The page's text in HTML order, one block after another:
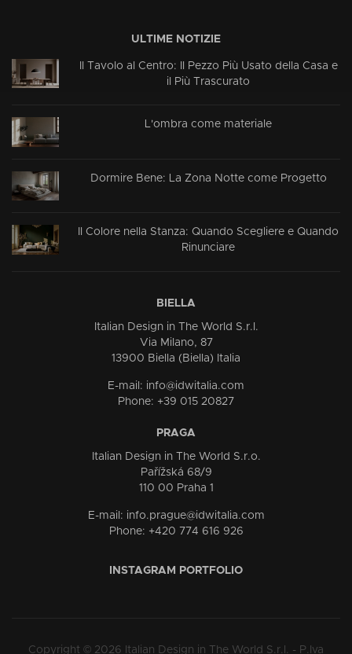
ULTIME NOTIZIE
Il Tavolo al Centro: Il Pezzo Più Usato della Casa e
il Più Trascurato
L'ombra come materiale
Dormire Bene: La Zona Notte come Progetto
Il Colore nella Stanza: Quando Scegliere e Quando
Rinunciare
BIELLA
Italian Design in The World S.r.l.
Via Milano, 87
13900 Biella (Biella) Italia
E-mail: info@idwitalia.com
Phone: +39 015 20827
PRAGA
Italian Design in The World S.r.o.
Pařížská 68/9
110 00 Praha 1
E-mail: info.prague@idwitalia.com
Phone: +420 774 616 926
INSTAGRAM PORTFOLIO
Copyright © 2026 Italian Design in The World S.r.l. - P.Iva